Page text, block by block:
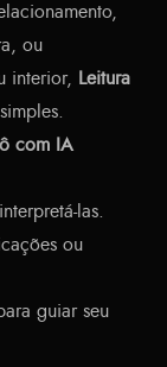
ou
interior, Leitura
com IA
las.
ou
guiar seu